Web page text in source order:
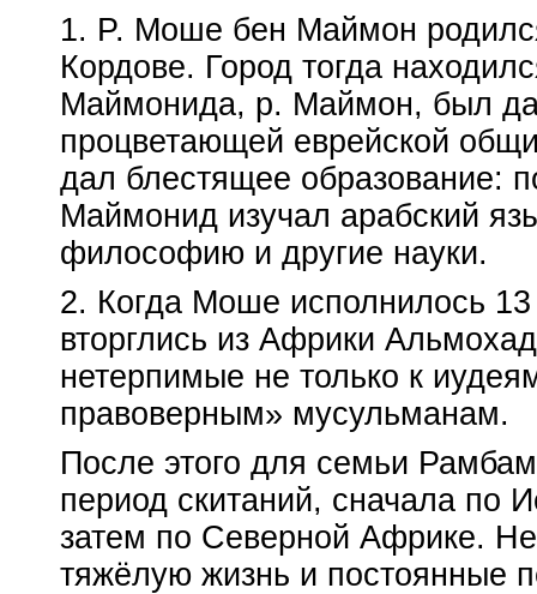
1. P. Моше бен Маймон
Кордове. Город тогда
Маймонида, р. Маймон, был
процветающей еврейской
дал блестящее образование:
Маймонид изучал арабский
философию и другие науки.
2. Когда Моше исполнилось
вторглись из Африки
нетерпимые не только к
правоверным» мусульманам.
После этого для семьи
период скитаний, сначала по
затем по Северной Африке.
тяжёлую жизнь и постоянные